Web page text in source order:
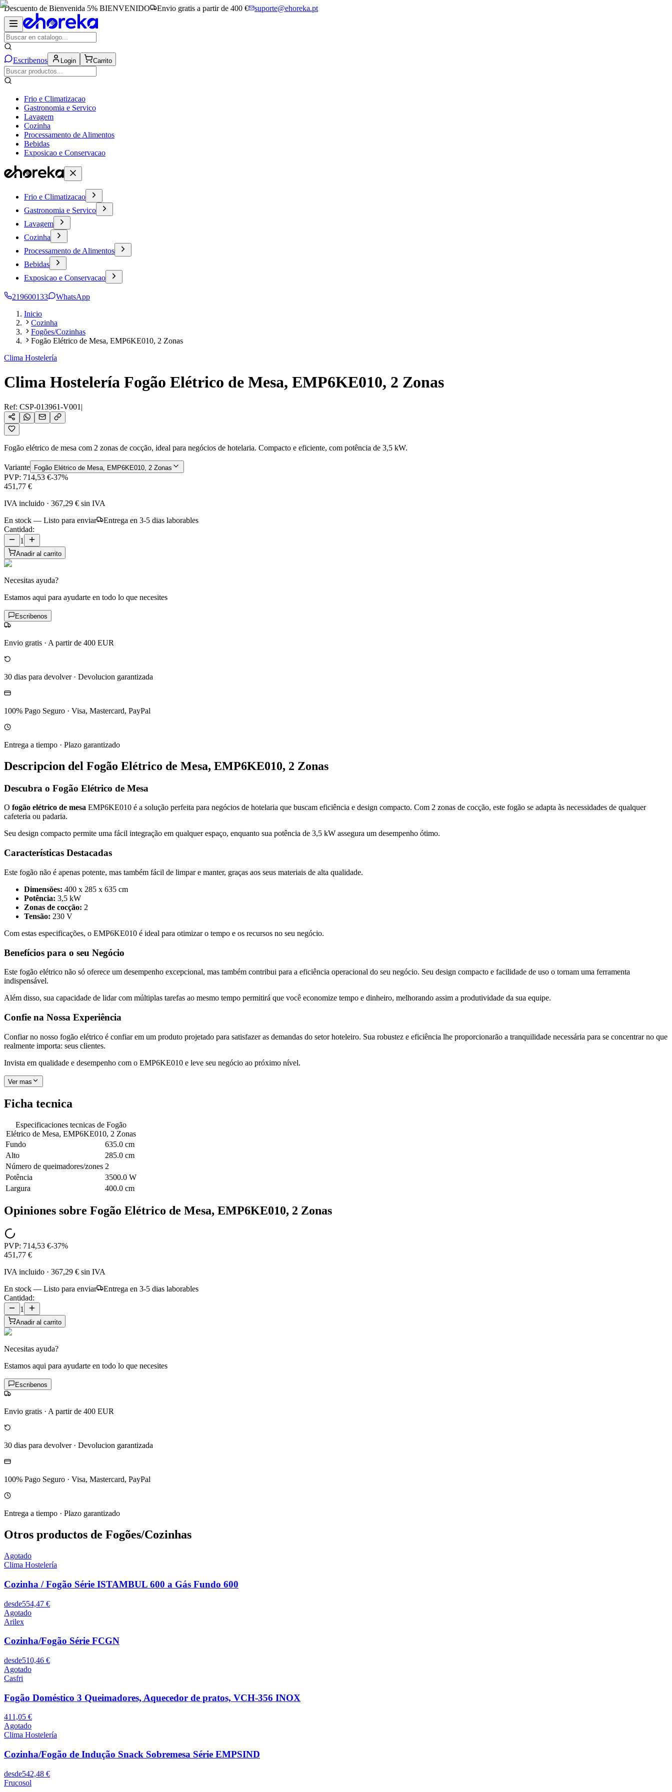
Descuento de Bienvenida 5% BIENVENIDO Envio gratis a partir de 400 € suporte@ehoreka.pt
Escribenos Login Carrito
Frio e Climatizacao
Gastronomia e Servico
Lavagem
Cozinha
Processamento de Alimentos
Bebidas
Exposicao e Conservacao
Frio e Climatizacao
Gastronomia e Servico
Lavagem
Cozinha
Processamento de Alimentos
Bebidas
Exposicao e Conservacao
219600133
WhatsApp
Inicio
Cozinha
Fogões/Cozinhas
Fogão Elétrico de Mesa, EMP6KE010, 2 Zonas
Clima Hostelería
Clima Hostelería Fogão Elétrico de Mesa, EMP6KE010, 2 Zonas
Ref: CSP-013961-V001 |
Fogão elétrico de mesa com 2 zonas de cocção, ideal para negócios de hotelaria. Compacto e eficiente, com potência de 3,5 kW.
Variante Fogão Elétrico de Mesa, EMP6KE010, 2 Zonas
PVP: 714,53 €-37%
451,77 €
IVA incluido · 367,29 € sin IVA
En stock — Listo para enviar
Entrega en 3-5 dias laborables
Cantidad:
1
Anadir al carrito
Necesitas ayuda?
Estamos aqui para ayudarte en todo lo que necesites
Escribenos
Envio gratis · A partir de 400 EUR
30 dias para devolver· Devolucion garantizada
100% Pago Seguro · Visa, Mastercard, PayPal
Entrega a tiempo · Plazo garantizado
Descripcion del Fogão Elétrico de Mesa, EMP6KE010, 2 Zonas
Descubra o Fogão Elétrico de Mesa
O fogão elétrico de mesa EMP6KE010 é a solução perfeita para negócios de hotelaria que buscam eficiência e design compacto. Com 2 zonas de cocção, este fogão se adapta às necessidades de qualquer
cafeteria ou padaria.
Seu design compacto permite uma fácil integração em qualquer espaço, enquanto sua potência de 3,5 kW assegura um desempenho ótimo.
Características Destacadas
Este fogão não é apenas potente, mas também fácil de limpar e manter, graças aos seus materiais de alta qualidade.
Dimensões: 400 x 285 x 635 cm
Potência: 3,5 kW
Zonas de cocção: 2
Tensão: 230 V
Com estas especificações, o EMP6KE010 é ideal para otimizar o tempo e os recursos no seu negócio.
Benefícios para o seu Negócio
Este fogão elétrico não só oferece um desempenho excepcional, mas também contribui para a eficiência operacional do seu negócio. Seu design compacto e facilidade de uso o tornam uma ferramenta
indispensável.
Além disso, sua capacidade de lidar com múltiplas tarefas ao mesmo tempo permitirá que você economize tempo e dinheiro, melhorando assim a produtividade da sua equipe.
Confie na Nossa Experiência
Confiar no nosso fogão elétrico é confiar em um produto projetado para satisfazer as demandas do setor hoteleiro. Sua robustez e eficiência lhe proporcionarão a tranquilidade necessária para se concentrar no que
realmente importa: seus clientes.
Invista em qualidade e desempenho com o EMP6KE010 e leve seu negócio ao próximo nível.
Ver mas
Ficha tecnica
Especificaciones tecnicas de Fogão
Elétrico de Mesa, EMP6KE010, 2 Zonas
Fundo
635.0 cm
Alto
285.0 cm
Número de queimadores/zones 2
Potência
3500.0 W
Largura
400.0 cm
Opiniones sobre Fogão Elétrico de Mesa, EMP6KE010, 2 Zonas
PVP: 714,53 €-37%
451,77 €
IVA incluido · 367,29 € sin IVA
En stock — Listo para enviar
Entrega en 3-5 dias laborables
Cantidad:
1
Anadir al carrito
Necesitas ayuda?
Estamos aqui para ayudarte en todo lo que necesites
Escribenos
Envio gratis · A partir de 400 EUR
30 dias para devolver· Devolucion garantizada
100% Pago Seguro · Visa, Mastercard, PayPal
Entrega a tiempo · Plazo garantizado
Otros productos de Fogões/Cozinhas
Agotado
Clima Hostelería
Cozinha / Fogão Série ISTAMBUL 600 a Gás Fundo 600
desde554,47 €
Agotado
Arilex
Cozinha/Fogão Série FCGN
desde510,46 €
Agotado
Casfri
Fogão Doméstico 3 Queimadores, Aquecedor de pratos, VCH-356 INOX
411,05 €
Agotado
Clima Hostelería
Cozinha/Fogão de Indução Snack Sobremesa Série EMPSIND
desde542,48 €
Frucosol